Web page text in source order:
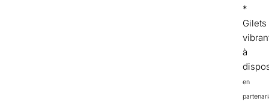
*
Gilets
à
en